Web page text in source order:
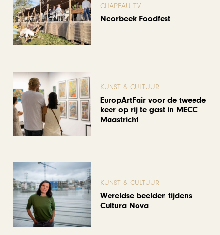
CHAPEAU TV
Noorbeek Foodfest
KUNST & CULTUUR
EuropArtFair voor de tweede
keer op rij te gast in MECC
Maastricht
KUNST & CULTUUR
Wereldse beelden tijdens
Cultura Nova